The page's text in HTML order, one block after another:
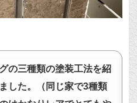
の三種類の塗装工法を紹
した。（同じ家で3種類